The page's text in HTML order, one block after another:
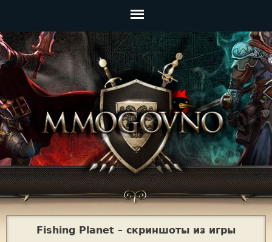
Главное
меню
Jump to navigation
Fishing Planet – скриншоты из игры